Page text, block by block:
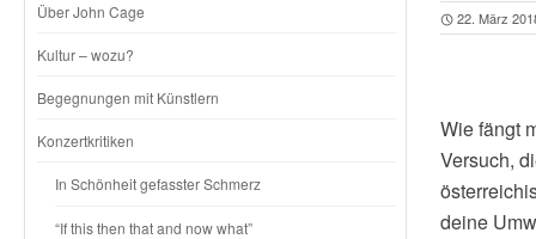
CONTENT
Über John Cage
Kultur – wozu?
Begegnungen mit Künstlern
Konzertkritiken
In Schönheit gefasster Schmerz
“If this then that and now what”
22. März
Wie fängt
Versuch,
deine